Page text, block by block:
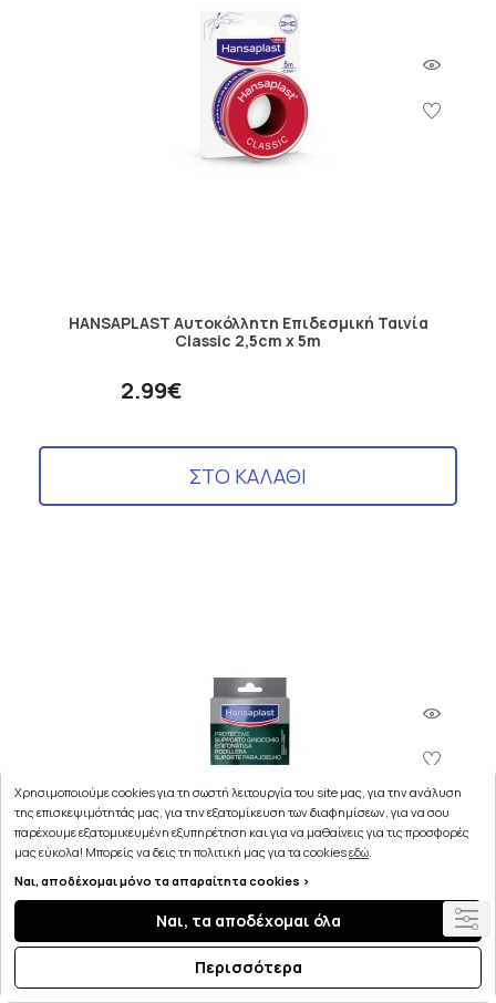
HANSAPLAST Αυτοκόλλητη Επιδεσμική Ταινία
Classic 2,5cm x 5m
2.99€
ΣΤΟ ΚΑΛΑΘΙ
Hansaplast Ρυθμιζόμενη Επιγονατίδα Neoprene
1τμχ.
Χρησιμοποιούμε cookies για τη σωστή λειτουργία του site μας, για την ανάλυση
της επισκεψιμότητάς μας, για την εξατομίκευση των διαφημίσεων, για να σου
παρέχουμε εξατομικευμένη εξυπηρέτηση και για να μαθαίνεις για τις προσφορές
μας εύκολα! Μπορείς να δεις τη πολιτική μας για τα cookiesεδώ.
Ναι, αποδέχομαι μόνο τα απαραίτητα cookies >
Ναι, τα αποδέχομαι όλα
Περισσότερα